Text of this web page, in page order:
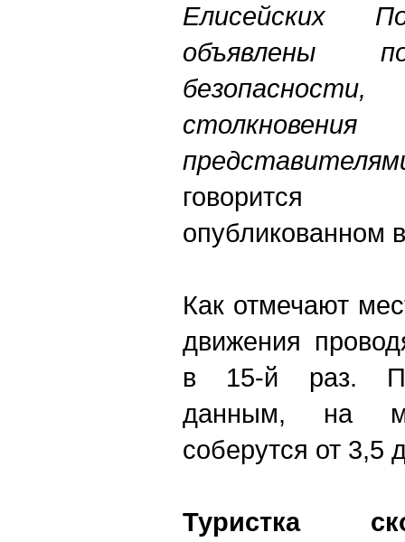
Елисейских
объявлены
опубликованном
Как отмечают
движения
в 15-й раз. По
данным, на
соберутся от 3,5
Туристка